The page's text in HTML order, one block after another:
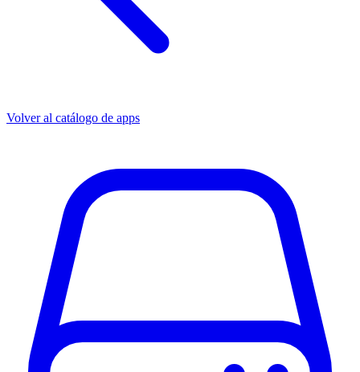
Volver al catálogo de apps